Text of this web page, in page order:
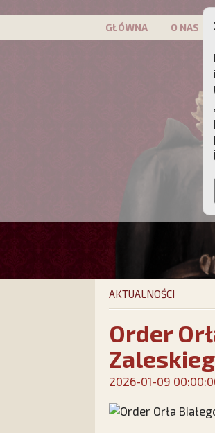
GŁÓWNA O NAS
AKTUALNOŚCI
Order
2026-01-09